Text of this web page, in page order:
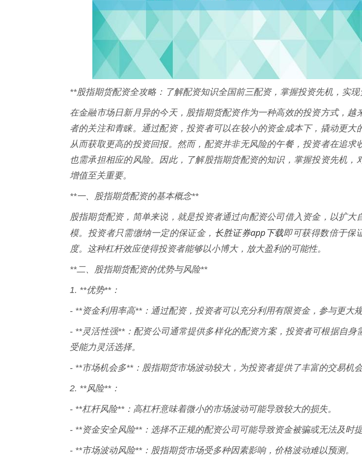
**股指期货配资全攻略：了解配资知识全国前三配资，掌握投资先机，实
在金融市场日新月异的今天，股指期货配资作为一种高效的投资方式，越
者的关注和青睐。通过配资，投资者可以在较小的资金成本下，撬动更大
从而获取更高的投资回报。然而，配资并非无风险的午餐，投资者在追求
也需承担相应的风险。因此，了解股指期货配资的知识，掌握投资先机，
增值至关重要。
**一、股指期货配资的基本概念**
股指期货配资，简单来说，就是投资者通过向配资公司借入资金，以扩大
模。投资者只需缴纳一定的保证金， 长胜证券app下载即可获得数倍于保
度。这种杠杆效应使得投资者能够以小博大，放大盈利的可能性。
**二、股指期货配资的优势与风险**
1. **优势**：
- **资金利用率高**：通过配资，投资者可以充分利用有限资金，参与更大规
- **灵活性强**：配资公司通常提供多样化的配资方案，投资者可根据自身
受能力灵活选择。
- **市场机会多**：股指期货市场波动较大，为投资者提供了丰富的交易机会
2. **风险**：
- **杠杆风险**：高杠杆意味着微小的市场波动可能导致较大的损失。
- **资金安全风险**：选择不正规的配资公司可能导致资金被骗或无法及时提
- **市场波动风险**：股指期货市场受多种因素影响，价格波动难以预测。